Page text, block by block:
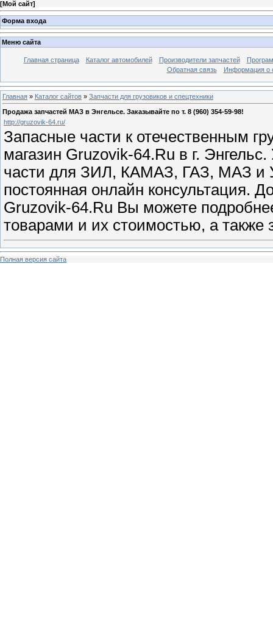
[Мой сайт]
Форма входа
Меню сайта
Главная страница Каталог автомобилей Производители запчастей
Обратная связь
Информация о
Главная » Каталог сайтов » Запчасти для грузовиков и спецтехники
Продажа запчастей МАЗ в Энгельсе. Заказывайте по т. 8 (960) 354-59-98!
http://gruzovik-64.ru/
Запасные части к отечественным
магазин Gruzovik-64.Ru в г.
части для ЗИЛ, КАМАЗ, ГАЗ, МАЗ и
постоянная онлайн консультация.
Gruzovik-64.Ru Вы можете
товарами и их стоимостью, а также
Полная версия сайта